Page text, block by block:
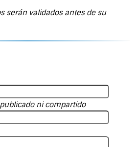
serán validados antes de su
ni compartido